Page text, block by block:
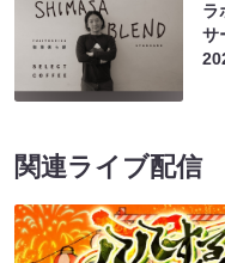
ラ
サ
関連ライブ配信